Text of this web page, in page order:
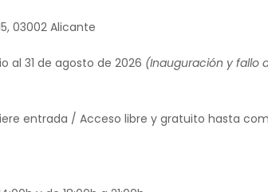
03002 Alicante
al 31 de agosto de 2026 (Inauguración y fallo
entrada / Acceso libre y gratuito hasta